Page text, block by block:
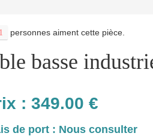
1 personnes aiment cette pièce.
basse
: 349.00 €
de port : Nous consulter